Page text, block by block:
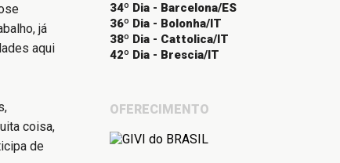
já
aqui
coisa,
de
34º Dia - Barcelona/ES
36º Dia - Bolonha/IT
38º Dia - Cattolica/IT
42º Dia - Brescia/IT
OFERECIMENTO